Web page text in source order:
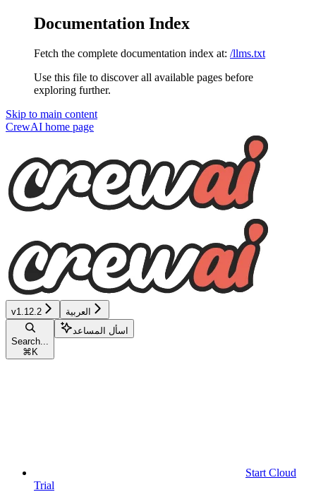
Documentation Index
Fetch the complete documentation index at: /llms.txt
Use this file to discover all available pages before
exploring further.
Skip to main content
CrewAI home page
v1.12.2 العربية
Search...
⌘ K
اسأل المساعد
Start Cloud
Trial